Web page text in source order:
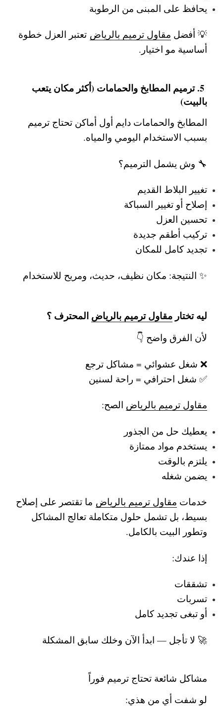
يحافظ على المبنى من الرطوبة
💡 أفضل مقاول ترميم بالرياض تعتبر العزل خطوة
أساسية مو اختيار.
5. ترميم المطابخ والحمامات (أكثر مكان يتعب
بالبيت)
المطابخ والحمامات دايم أول أماكن تحتاج ترميم
بسبب الاستخدام اليومي والمياه.
🔧 وش يشمل الترميم؟
تغيير البلاط القديم
إصلاح أو تغيير السباكة
تحسين العزل
تركيب أطقم جديدة
تجديد كامل للمكان
✨ النتيجة: مكان نظيف، حديث، ومريح للاستخدام
ليه تختار مقاول ترميم بالرياض المحترف ؟
لأن الفرق واضح 👇
❌ شغل عشوائي = مشاكل ترجع
✅ شغل احترافي = راحة لسنين
مقاول ترميم بالرياض الصح:
يعطيك حل من الجذور
يستخدم مواد ممتازة
يلتزم بالوقت
يضمن شغله
خدمات مقاول ترميم بالرياض ما تقتصر على إصلاح
بسيط، بل تشمل حلول متكاملة تعالج المشاكل
وتطور البيت بالكامل.
إذا عندك:
تشققات
تسربات
أو تبغى تجديد كامل
🚀 لا تأجل — ابدأ الآن وخلك سابق المشكلة
مشاكل شائعة تحتاج ترميم فوراً
لو شفت أي من هذي: